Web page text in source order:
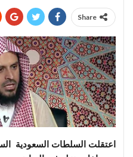
Share
اعتقلت السلطات السعودية